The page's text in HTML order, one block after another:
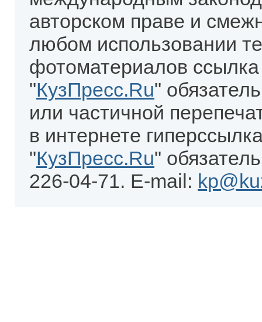
авторском праве и
любом использовании
фотоматериалов
"КузПресс.Ru"
или частичной
в интернете
"КузПресс.Ru"
226-04-71. E-mail: